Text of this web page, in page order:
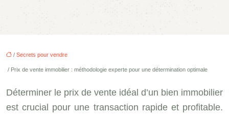
/ Secrets pour vendre
/ Prix de vente immobilier : méthodologie experte pour une détermination optimale
Déterminer le prix de vente idéal d’un bien immobilier
est crucial pour une transaction rapide et profitable.